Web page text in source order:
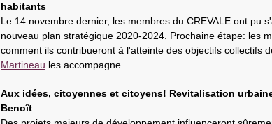
habitants
Le 14 novembre dernier, les membres du CREVALE ont pu
nouveau plan stratégique 2020-2024. Prochaine étape: les
comment ils contribueront à l'atteinte des objectifs collectifs
Martineau les accompagne.
Aux idées, citoyennes et citoyens! Revitalisation
Benoît